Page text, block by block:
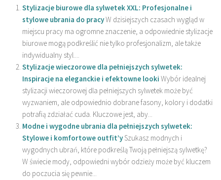
Stylizacje biurowe dla sylwetek XXL: Profesjonalne i
stylowe ubrania do pracyW dzisiejszych czasach wygląd w
miejscu pracy ma ogromne znaczenie, a odpowiednie stylizacje
biurowe mogą podkreślić nie tylko profesjonalizm, ale także
indywidualny styl....
Stylizacje wieczorowe dla pełniejszych sylwetek:
Inspiracje na eleganckie i efektowne looki Wybór idealnej
stylizacji wieczorowej dla pełniejszych sylwetek może być
wyzwaniem, ale odpowiednio dobrane fasony, kolory i dodatki
potrafią zdziałać cuda. Kluczowe jest, aby...
Modne i wygodne ubrania dla pełniejszych sylwetek:
Stylowe i komfortowe outfit’ySzukasz modnych i
wygodnych ubrań, które podkreślą Twoją pełniejszą sylwetkę?
W świecie mody, odpowiedni wybór odzieży może być kluczem
do poczucia się pewnie...